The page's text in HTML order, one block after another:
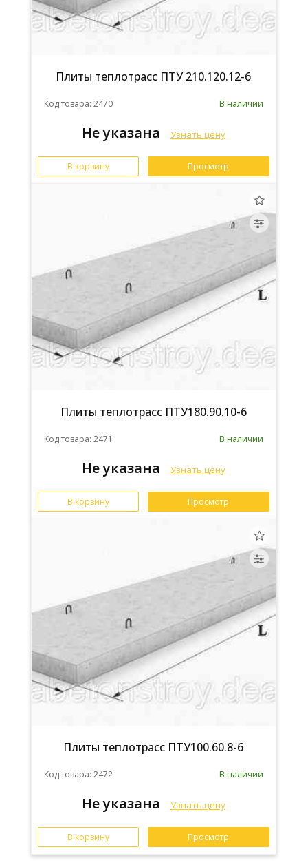
Плиты теплотрасс ПТУ 210.120.12-6
Код товара: 2470 В наличии
Не указана Узнать цену
В корзину Просмотр
Плиты теплотрасс ПТУ180.90.10-6
Код товара: 2471 В наличии
Не указана Узнать цену
В корзину Просмотр
Плиты теплотрасс ПТУ100.60.8-6
Код товара: 2472 В наличии
Не указана Узнать цену
В корзину Просмотр